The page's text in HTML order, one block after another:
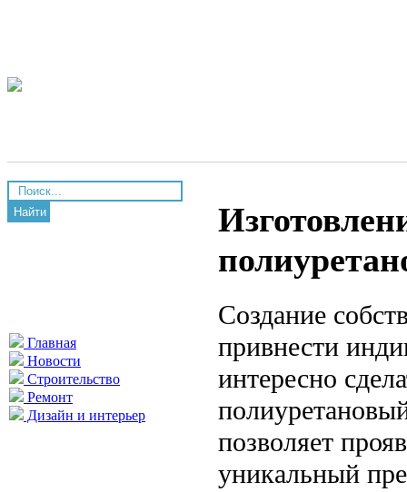
Найти
Главная
Новости
Строительство
Ремонт
Дизайн и интерьер
Создание
привнести
интересно
позволяет
уникальный